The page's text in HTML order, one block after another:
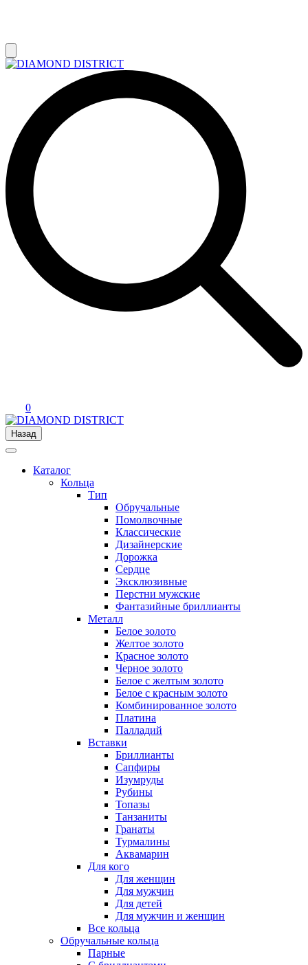
0
Назад
Каталог
Кольца
Тип
Обручальные
Помолвочные
Классические
Дизайнерские
Дорожка
Сердце
Эксклюзивные
Перстни мужские
Фантазийные бриллианты
Металл
Белое золото
Желтое золото
Красное золото
Черное золото
Белое с желтым золото
Белое с красным золото
Комбинированное золото
Платина
Палладий
Вставки
Бриллианты
Сапфиры
Изумруды
Рубины
Топазы
Танзаниты
Гранаты
Турмалины
Аквамарин
Для кого
Для женщин
Для мужчин
Для детей
Для мужчин и женщин
Все кольца
Обручальные кольца
Парные